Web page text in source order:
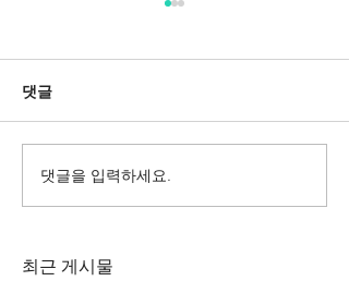
Messa da Requiem
댓글
댓글을 입력하세요.
최근 게시물